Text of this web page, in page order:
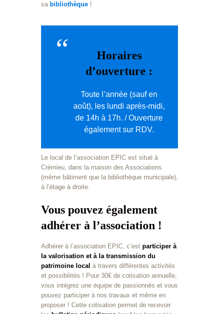
sa bibliothèque !
Horaires
d’ouverture :
Toute l’année (sauf en
août), les lundi après-midi,
de 14h à 17h. / Ouverture
également sur RDV.
Le local de l’association EPIC est situé à
Crémieu, dans la maison des Associations
(même bâtiment que la bibliothèque municipale),
à l’étage à droite.
Vous pouvez également
adhérer à l’association !
Adhérer à l’association EPIC, c’est participer à
la valorisation et à la transmission du
patrimoine local à travers différentes activités
et possibilités ! Pour 30€ de cotisation annuelle,
vous intégrez une équipe de passionnés et vous
pouvez participer à nos travaux et même en
proposer ! Cette cotisation permet de recevoir